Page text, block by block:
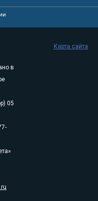
в
05
Карта сайта